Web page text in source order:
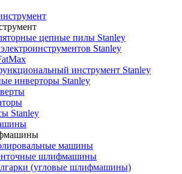
цепные пилы Stanley
Stanley
инструмент Stanley
инверторы Stanley
Stanley
машины
шлифмашины
(угловые шлифмашины)